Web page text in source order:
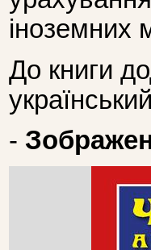
іноземних
До книги
-